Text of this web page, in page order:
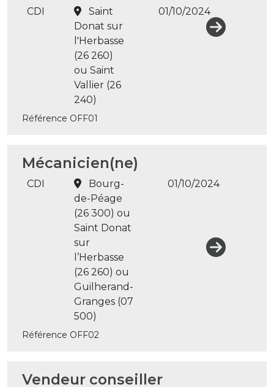
CDI
Saint
Donat sur
l'Herbasse
(26 260)
ou Saint
Vallier (26
240)
01/10/2024
Référence OFF01
Mécanicien(ne)
CDI
Bourg-
de-Péage
(26 300) ou
Saint Donat
sur
l’Herbasse
(26 260) ou
Guilherand-
Granges (07
500)
01/10/2024
Référence OFF02
Vendeur conseiller